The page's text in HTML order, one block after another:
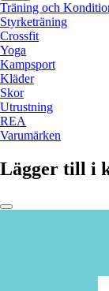
Träning och
Styrketräning
Crossfit
Yoga
Kampsport
Kläder
Skor
Utrustning
REA
Varumärken
Lägger till i